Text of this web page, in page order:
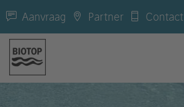
Aanvraag Partner Contact